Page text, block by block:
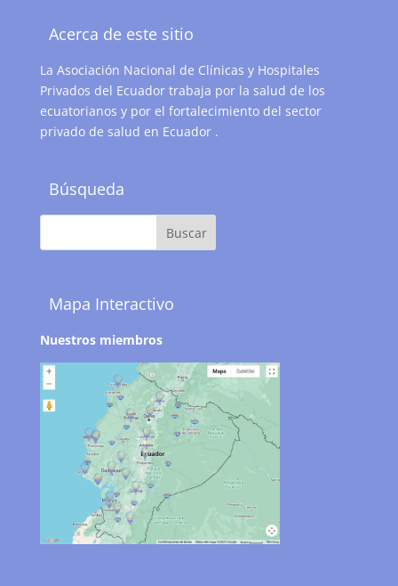
Acerca de este sitio
La Asociación Nacional de Clínicas y Hospitales
Privados del Ecuador trabaja por la salud de los
ecuatorianos y por el fortalecimiento del sector
privado de salud en Ecuador .
Búsqueda
Mapa Interactivo
Nuestros miembros